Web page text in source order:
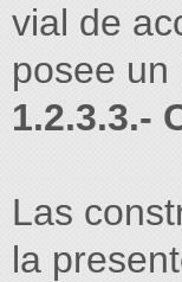
vial de
posee un
1.2.3.3.-
Las
la